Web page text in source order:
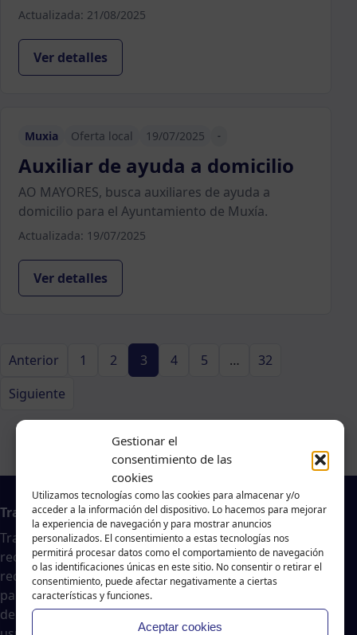
Gestionar el
consentimiento de las
cookies
Utilizamos tecnologías como las cookies para almacenar y/o
acceder a la información del dispositivo. Lo hacemos para mejorar
la experiencia de navegación y para mostrar anuncios
personalizados. El consentimiento a estas tecnologías nos
permitirá procesar datos como el comportamiento de navegación
o las identificaciones únicas en este sitio. No consentir o retirar el
consentimiento, puede afectar negativamente a ciertas
características y funciones.
Aceptar cookies
Actualizada: 21/08/2025
Ver detalles
Muxia Oferta local 19/07/2025 -
Auxiliar de ayuda a domicilio
AO MAYORES, busca auxiliares de ayuda a
domicilio para el Ayuntamiento de Muxía.
Actualizada: 19/07/2025
Ver detalles
Anterior 1 2 3 4 5 …
32
Siguiente
Trabajo en A Coruña
Traballar na costa es un agregador de noticias
recopiladas de páginas webs, portales de trabajo y
redes sociales, publicadas por empresas o
particulares, no nos responsabilizamos de la veracidad
del contenido ni de la oferta de trabajo publicada. Los